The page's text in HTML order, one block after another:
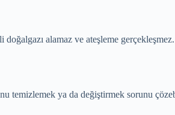
alamaz ve ateşleme
temizlemek ya da değiştirmek sorunu